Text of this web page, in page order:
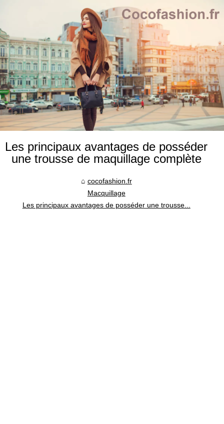
Les principaux avantages de posséder
une trousse de maquillage complète
cocofashion.fr
Macquillage
Les principaux avantages de posséder une trousse...